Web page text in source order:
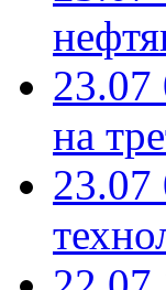
23.07
на
23.07